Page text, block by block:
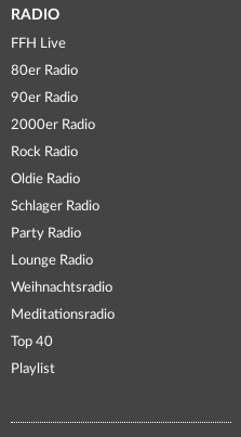
RADIO
FFH Live
80er Radio
90er Radio
2000er Radio
Rock Radio
Oldie Radio
Schlager Radio
Party Radio
Lounge Radio
Weihnachtsradio
Meditationsradio
Top 40
Playlist